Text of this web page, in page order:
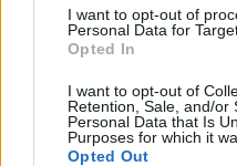
I want to opt-out of
Personal Data for
Opted In
I want to opt-out of
Retention, Sale, and/or
Personal Data that Is
Purposes for which it
Opted Out